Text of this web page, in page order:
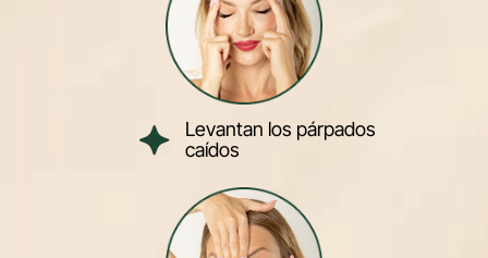
Levantan los párpados
caídos